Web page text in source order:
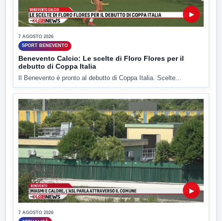
▶
7 AGOSTO 2026
SPORT BENEVENTO
Benevento Calcio: Le scelte di Floro Flores per il
debutto di Coppa Italia
Il Benevento è pronto al debutto di Coppa Italia. Scelte...
▶
7 AGOSTO 2026